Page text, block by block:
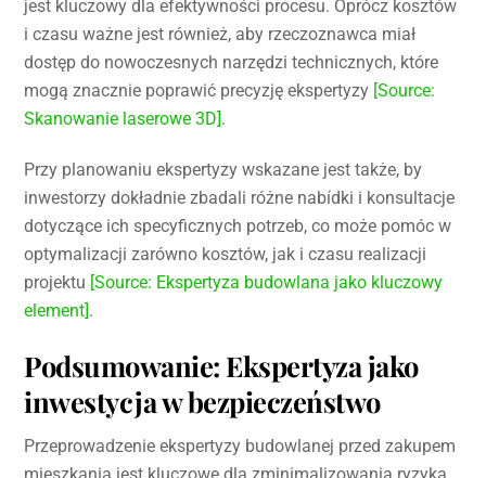
jest kluczowy dla efektywności procesu. Oprócz kosztów
i czasu ważne jest również, aby rzeczoznawca miał
dostęp do nowoczesnych narzędzi technicznych, które
mogą znacznie poprawić precyzję ekspertyzy [Source:
Skanowanie laserowe 3D].
Przy planowaniu ekspertyzy wskazane jest także, by
inwestorzy dokładnie zbadali różne nabídki i konsultacje
dotyczące ich specyficznych potrzeb, co może pomóc w
optymalizacji zarówno kosztów, jak i czasu realizacji
projektu [Source: Ekspertyza budowlana jako kluczowy
element].
Podsumowanie: Ekspertyza jako
inwestycja w bezpieczeństwo
Przeprowadzenie ekspertyzy budowlanej przed zakupem